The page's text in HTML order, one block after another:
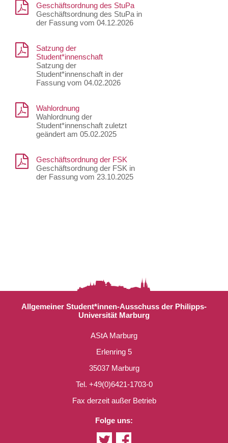
Geschäftsordnung des StuPa
Geschäftsordnung des StuPa in
der Fassung vom 04.12.2026
Satzung der
Student*innenschaft
Satzung der
Student*innenschaft in der
Fassung vom 04.02.2026
Wahlordnung
Wahlordnung der
Student*innenschaft zuletzt
geändert am 05.02.2025
Geschäftsordnung der FSK
Geschäftsordnung der FSK in
der Fassung vom 23.10.2025
Allgemeiner Student*innen-Ausschuss der Philipps-
Universität Marburg
Folge uns:
AStA Marburg
Erlenring 5
35037 Marburg
Tel. +49(0)6421-1703-0
Fax derzeit außer Betrieb